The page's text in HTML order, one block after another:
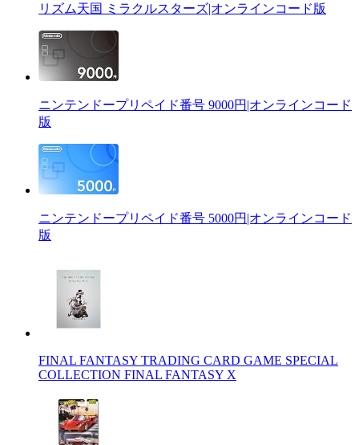
リズム天国 ミラクルスターズ|オンラインコード版
ニンテンドープリペイド番号 9000円|オンラインコード
版
ニンテンドープリペイド番号 5000円|オンラインコード
版
FINAL FANTASY TRADING CARD GAME SPECIAL
COLLECTION FINAL FANTASY X